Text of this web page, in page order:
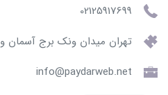
02125917699
تهران میدان ونک برج آسمان
info@paydarweb.net